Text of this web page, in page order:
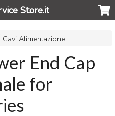
Store.it
Cavi Alimentazione
End Cap
for